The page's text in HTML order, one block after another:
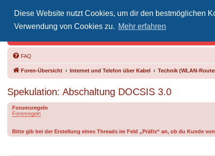
Diese Website nutzt Cookies, um dir den bestmöglichen
Verwendung von Cookies zu. Mehr erfahren
FAQ
Foren-Übersicht Internet und Telefon über Kabel Technik (WLAN-
Spekulation: Abschaltung DOCSIS 3.0
Forumsregeln
Forenregeln
Bitte gib bei der Erstellung eines Threads im Feld „Präfix“ an, ob du Kunde